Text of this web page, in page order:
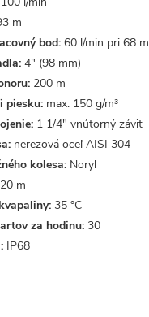
m
bod: 60 l/min pri 68 m
4" (98 mm)
200 m
piesku: max. 150 g/m³
1 1/4" vnútorný závit
nerezová oceľ AISI 304
kolesa: Noryl
20 m
35 °C
za hodinu: 30
IP68